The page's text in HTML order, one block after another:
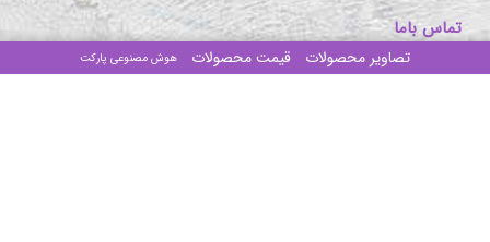
تماس باما
تصاویر محصولات قیمت محصولات هوش مصنوعی پارکت